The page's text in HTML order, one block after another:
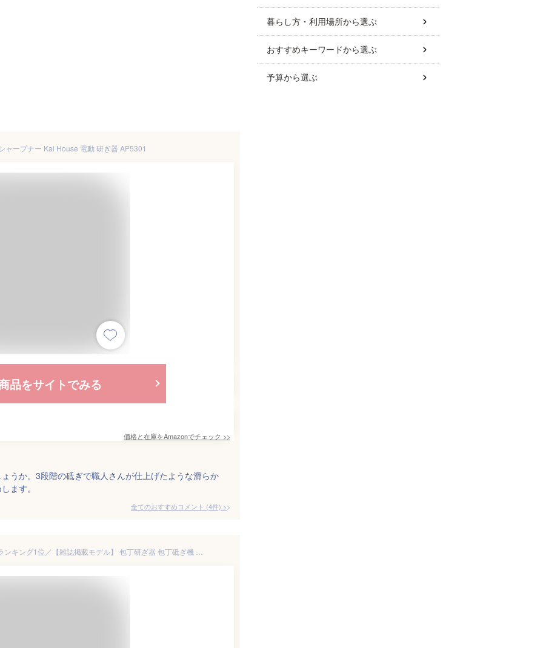
ャープナー Kai House 電動 研ぎ器 AP5301
品をサイトでみる
価格と在庫をAmazonでチェック >>
うか。3段階の砥ぎで職人さんが仕上げたような滑らか
ます。
全てのおすすめコメント (4件) >
暮らし方・利用場所から選ぶ
おすすめキーワードから選ぶ
予算から選ぶ